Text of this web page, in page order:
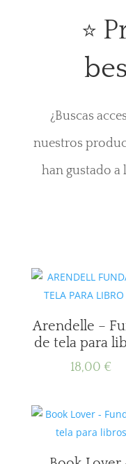
⭐
¿Buscas
nuestros
han gustado a
Arendelle –
de tela para
18,00 €